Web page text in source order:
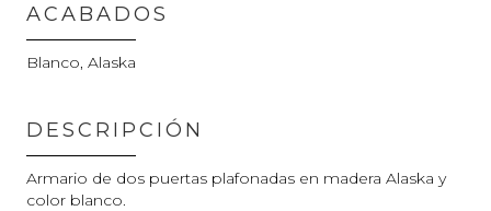
ACABADOS
Blanco, Alaska
DESCRIPCIÓN
Armario de dos puertas plafonadas en madera Alaska y
color blanco.